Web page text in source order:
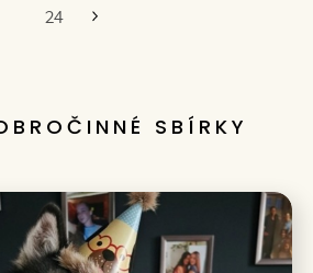
24
Poslední
SBÍRKY